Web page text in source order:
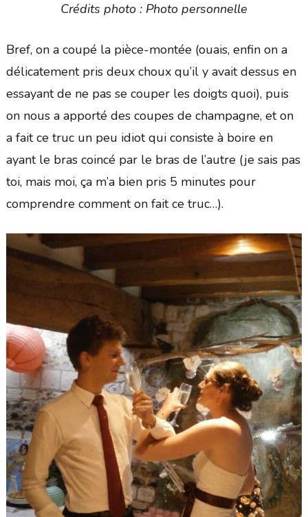
Crédits photo : Photo personnelle
Bref, on a coupé la pièce-montée (ouais, enfin on a
délicatement pris deux choux qu’il y avait dessus en
essayant de ne pas se couper les doigts quoi), puis
on nous a apporté des coupes de champagne, et on
a fait ce truc un peu idiot qui consiste à boire en
ayant le bras coincé par le bras de l’autre (je sais pas
toi, mais moi, ça m’a bien pris 5 minutes pour
comprendre comment on fait ce truc…).